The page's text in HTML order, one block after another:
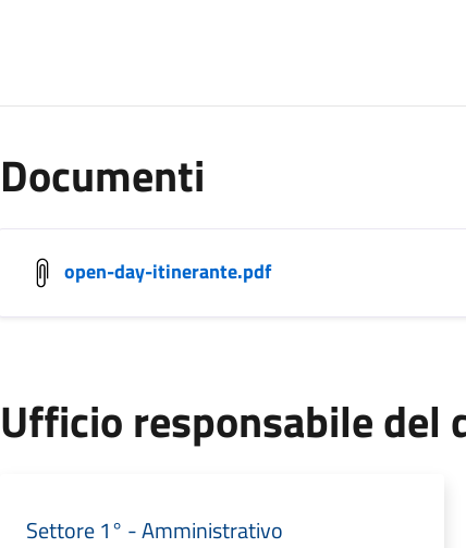
Documenti
open-day-itinerante.pdf
Ufficio responsabile del
Settore 1° - Amministrativo